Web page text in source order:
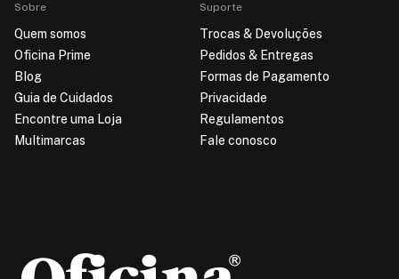
Sobre
Quem somos
Oficina Prime
Blog
Guia de Cuidados
Encontre uma Loja
Multimarcas
Suporte
Trocas & Devoluções
Pedidos & Entregas
Formas de Pagamento
Privacidade
Regulamentos
Fale conosco